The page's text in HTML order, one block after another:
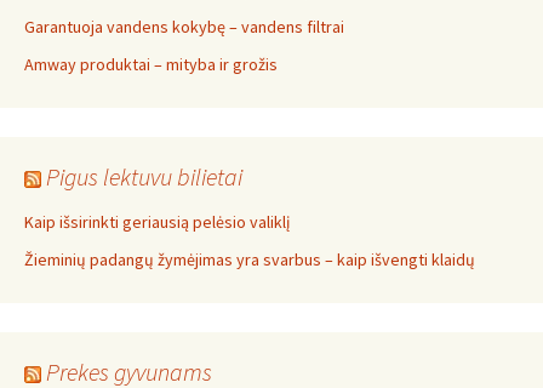
Garantuoja vandens kokybę – vandens filtrai
Amway produktai – mityba ir grožis
Pigus lektuvu bilietai
Kaip išsirinkti geriausią pelėsio valiklį
Žieminių padangų žymėjimas yra svarbus – kaip išvengti klaidų
Prekes gyvunams